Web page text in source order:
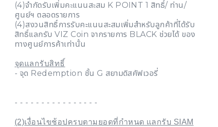
(4)จำกัดรับเพิ่มคะแนนสะสม K POINT 1 สิทธิ์/ ท่าน/
ศูนย์ฯ ตลอดรายการ
(4)สงวนสิทธิ์การรับคะแนนสะสมเพิ่มสำหรับลูกค้าที่ได้รับ
สิทธิ์แลกรับ VIZ Coin จากรายการ BLACK ช่วยได้ ของ
ทางศูนย์การค้าเท่านั้น
จุดแลกรับสิทธิ์
- จุด Redemption ชั้น G สยามดิสคัฟเวอรี่
- - - - - - - - - - - - - - - -
(2)เงื่อนไขช้อปครบตามยอดที่กำหนด แลกรับ SIAM